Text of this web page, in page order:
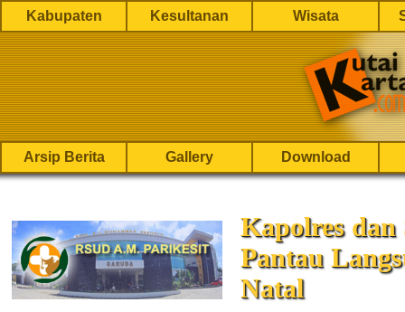
Kabupaten Kesultanan Wisata
Arsip Berita Gallery Download
Kapolres
Pantau
Natal